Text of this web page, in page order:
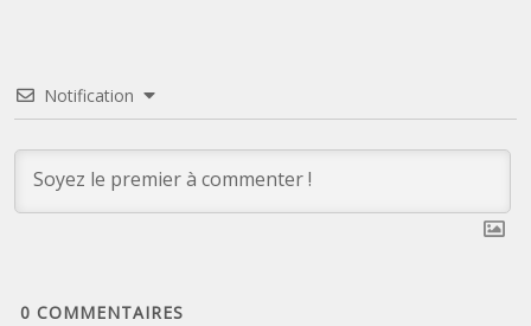
Notification
0 COMMENTAIRES